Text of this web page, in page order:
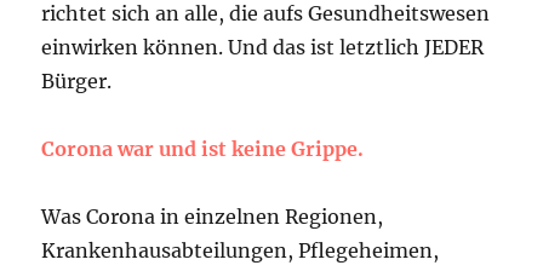
richtet sich an alle, die aufs Gesundheitswesen
einwirken können. Und das ist letztlich JEDER
Bürger.
Corona war und ist keine Grippe.
Was Corona in einzelnen Regionen,
Krankenhausabteilungen, Pflegeheimen,